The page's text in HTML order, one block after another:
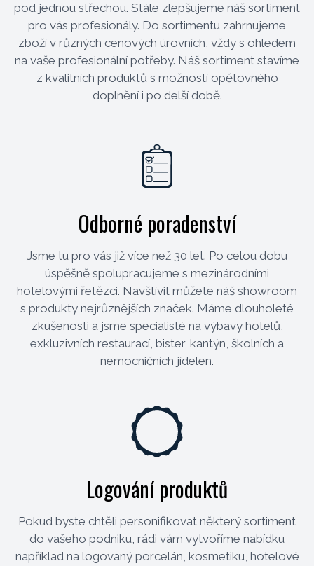
pod jednou střechou. Stále zlepšujeme náš sortiment
pro vás profesionály. Do sortimentu zahrnujeme
zboží v různých cenových úrovních, vždy s ohledem
na vaše profesionální potřeby. Náš sortiment stavíme
z kvalitních produktů s možností opětovného
doplnění i po delší době.
Odborné poradenství
Jsme tu pro vás již více než 30 let. Po celou dobu
úspěšně spolupracujeme s mezinárodními
hotelovými řetězci. Navštívit můžete náš showroom
s produkty nejrůznějších značek. Máme dlouholeté
zkušenosti a jsme specialisté na výbavy hotelů,
exkluzivních restaurací, bister, kantýn, školních a
nemocničních jídelen.
Logování produktů
Pokud byste chtěli personifikovat některý sortiment
do vašeho podniku, rádi vám vytvoříme nabídku
například na logovaný porcelán, kosmetiku, hotelové